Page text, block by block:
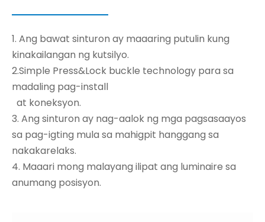
1. Ang bawat sinturon ay maaaring putulin kung
kinakailangan ng kutsilyo.
2.Simple Press&Lock buckle technology para sa
madaling pag-install
at koneksyon.
3. Ang sinturon ay nag-aalok ng mga pagsasaayos
sa pag-igting mula sa mahigpit hanggang sa
nakakarelaks.
4. Maaari mong malayang ilipat ang luminaire sa
anumang posisyon.